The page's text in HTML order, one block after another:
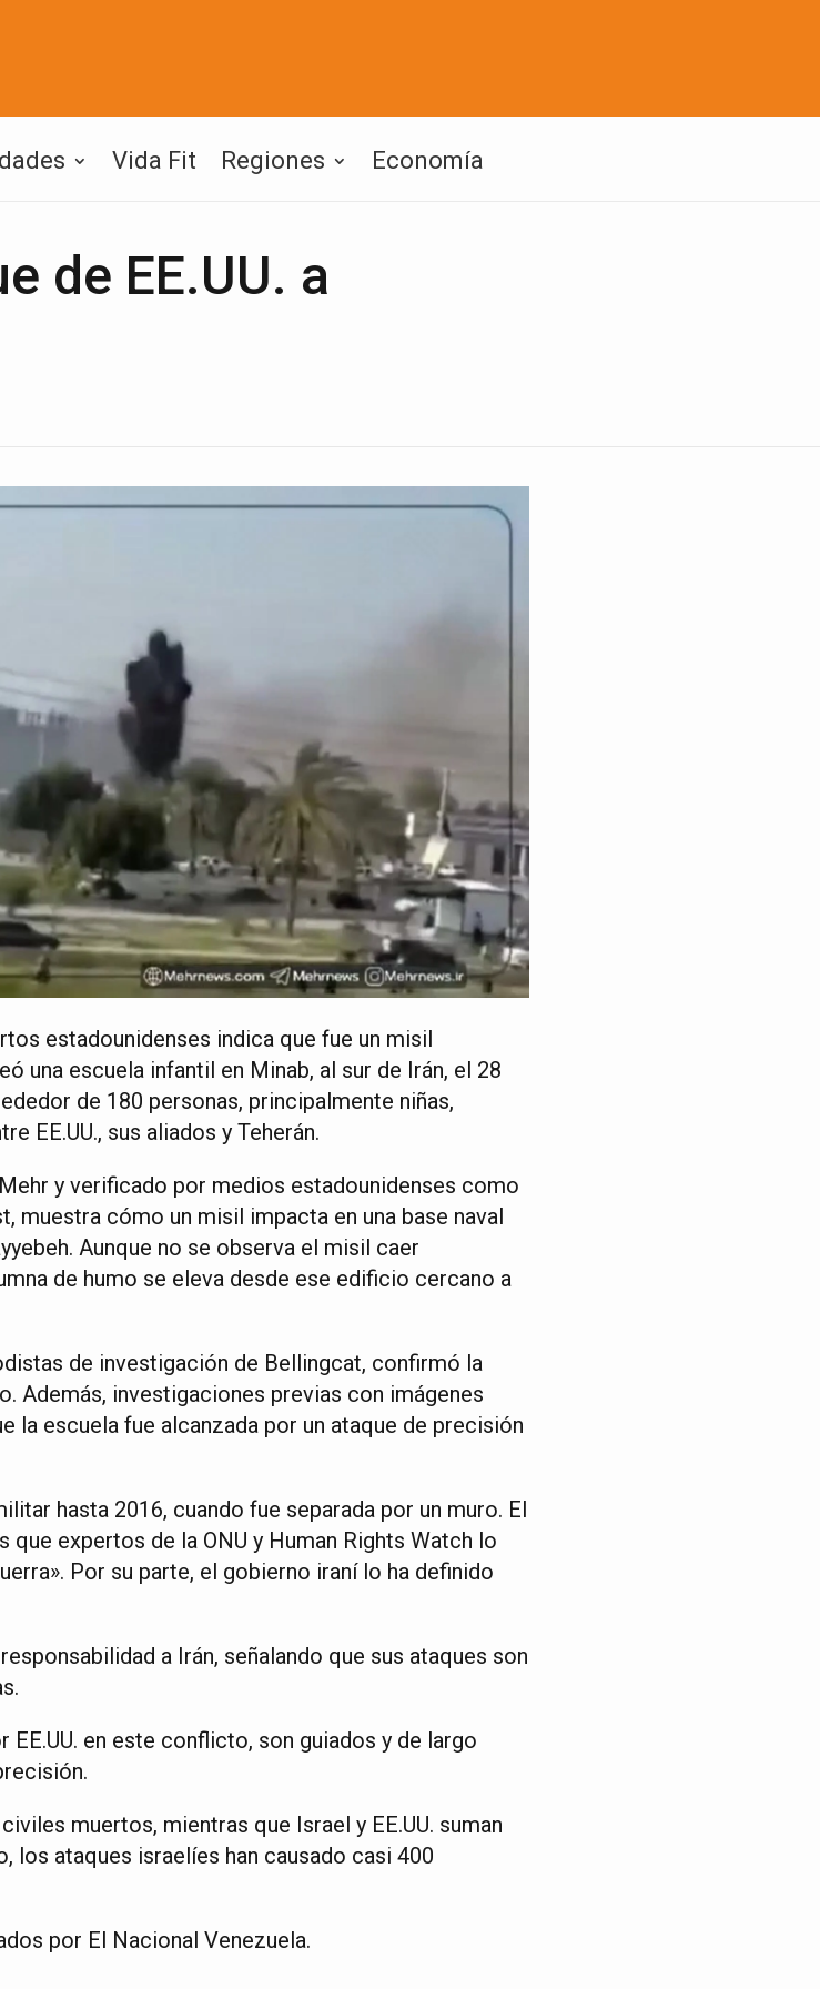
Vida Fit Regiones Economía
de EE.UU. a
estadounidenses indica que fue un misil
una escuela infantil en Minab, al sur de Irán, el 28
de 180 personas, principalmente niñas,
EE.UU., sus aliados y Teherán.
y verificado por medios estadounidenses como
muestra cómo un misil impacta en una base naval
Aunque no se observa el misil caer
de humo se eleva desde ese edificio cercano a
de investigación de Bellingcat, confirmó la
Además, investigaciones previas con imágenes
la escuela fue alcanzada por un ataque de precisión
hasta 2016, cuando fue separada por un muro. El
expertos de la ONU y Human Rights Watch lo
Por su parte, el gobierno iraní lo ha definido
a Irán, señalando que sus ataques son
en este conflicto, son guiados y de largo
muertos, mientras que Israel y EE.UU. suman
los ataques israelíes han causado casi 400
por El Nacional Venezuela.